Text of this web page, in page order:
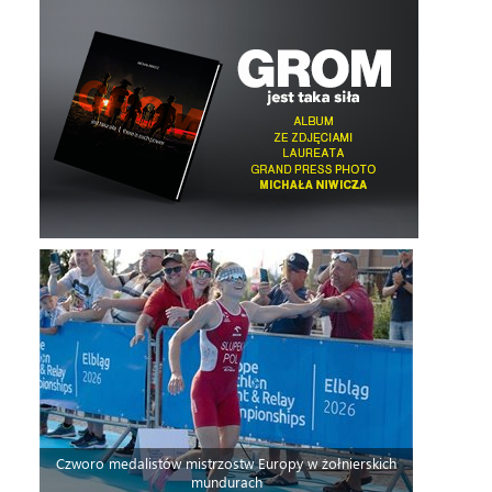
Czworo medalistów mistrzostw Europy w żołnierskich
mundurach